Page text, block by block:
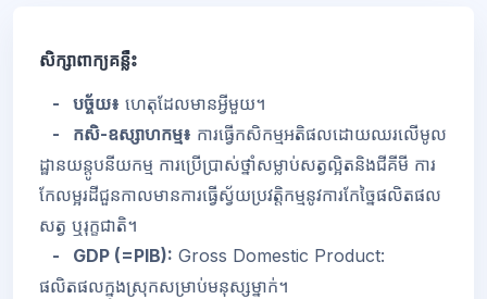
សិក្សាពាក្យគន្លឹះ
- បច្ច័យ៖ ហេតុដែលមានអ្វីមួយ។
- កសិ-ឧស្សាហកម្ម៖ ការធ្វើកសិកម្មអតិផលដោយឈរលើមូល
ដ្នយន្តូបនីយកម្ម ការប្រើប្រាស់ថ្នាំសម្លាប់សត្វល្អិតនិងជីគីមី ការ
កែលម្អរដីជួនកាលមានការធ្វើស្វ័យប្រវត្តិកម្មនូវការកែច្នៃផលិតផល
សត្វ ឬរុក្ខជាតិ។
- GDP (=PIB): Gross Domestic Product:
ផលិតផលក្នុងស្រុកសម្រាប់មនុស្សម្នាក់។